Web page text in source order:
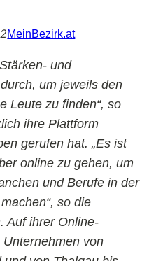
MeinBezirk.at
und
um jeweils den
Leute zu finden“, so
ihre Plattform
gerufen hat. „Es ist
online zu gehen, um
und Berufe in der
so die
Auf ihrer Online-
von